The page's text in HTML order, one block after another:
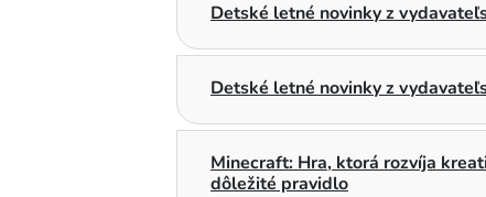
Detské letné novinky z
Detské letné novinky z
Minecraft: Hra, ktorá rozvíja
dôležité pravidlo